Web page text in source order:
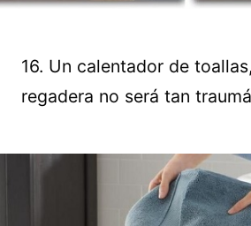
16. Un calentador de
regadera no será tan